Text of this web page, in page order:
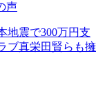
声
地震で300万円支
ブ真栄田賢らも擁